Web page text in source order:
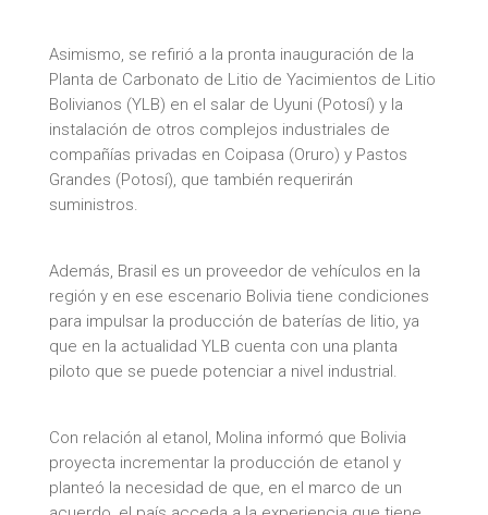
Asimismo, se refirió a la pronta inauguración de la
Planta de Carbonato de Litio de Yacimientos de Litio
Bolivianos (YLB) en el salar de Uyuni (Potosí) y la
instalación de otros complejos industriales de
compañías privadas en Coipasa (Oruro) y Pastos
Grandes (Potosí), que también requerirán
suministros.
Además, Brasil es un proveedor de vehículos en la
región y en ese escenario Bolivia tiene condiciones
para impulsar la producción de baterías de litio, ya
que en la actualidad YLB cuenta con una planta
piloto que se puede potenciar a nivel industrial.
Con relación al etanol, Molina informó que Bolivia
proyecta incrementar la producción de etanol y
planteó la necesidad de que, en el marco de un